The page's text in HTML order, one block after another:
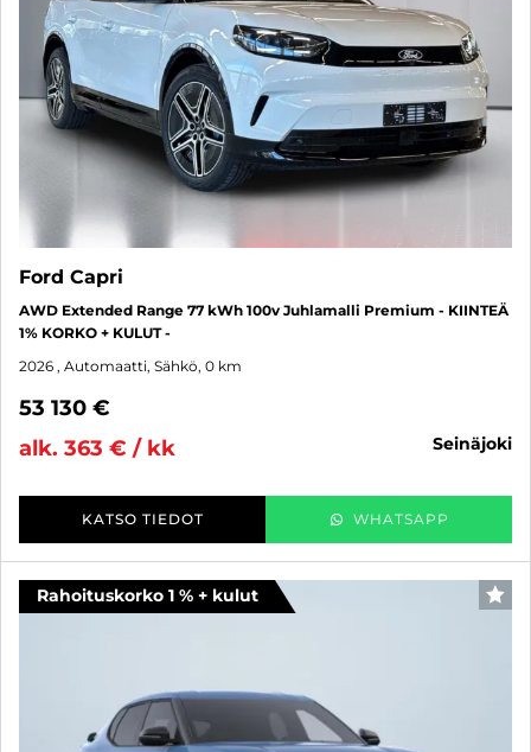
Ford Capri
AWD Extended Range 77 kWh 100v Juhlamalli Premium - KIINTEÄ
1% KORKO + KULUT -
2026 , Automaatti, Sähkö, 0 km
53 130 €
alk. 363 € / kk
seinäjoki
KATSO TIEDOT WHATSAPP
Rahoituskorko 1 % + kulut